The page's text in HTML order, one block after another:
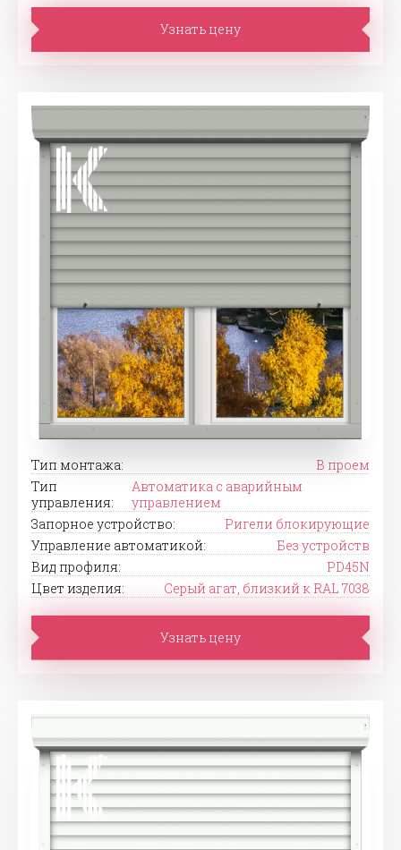
Узнать цену
Тип монтажа:
В проем
Тип
управления:
Автоматика с аварийным
управлением
Запорное устройство:
Ригели блокирующие
Управление автоматикой:
Без устройств
Вид профиля:
PD45N
Цвет изделия:
Серый агат, близкий к RAL 7038
Узнать цену